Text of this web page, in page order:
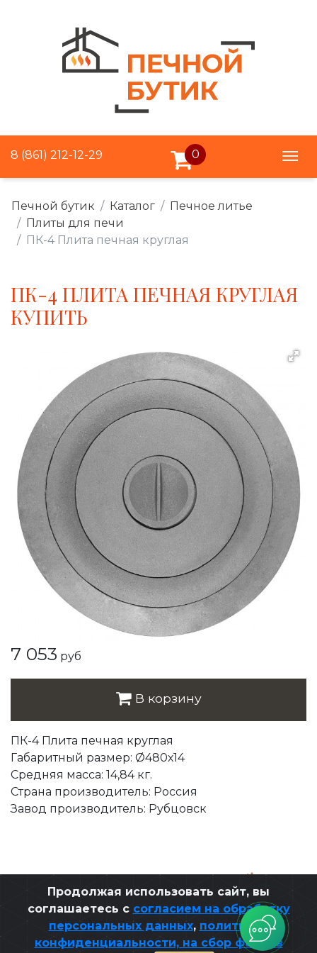
8 (861) 212-12-29 0
Печной бутик Каталог
Печное литье
Плиты для печи
ПК-4 Плита печная круглая
ПК-4 ПЛИТА ПЕЧНАЯ КРУГЛАЯ
КУПИТЬ
7 053 руб
В корзину
ПК-4 Плита печная круглая
Габаритный размер: Ø480х14
Средняя масса: 14,84 кг.
Страна производитель: Россия
Завод производитель: Рубцовск
Продолжая использовать сайт, вы
соглашаетесь с согласием на обработку
персональных данных, политикой
конфиденциальности, на сбор файлов